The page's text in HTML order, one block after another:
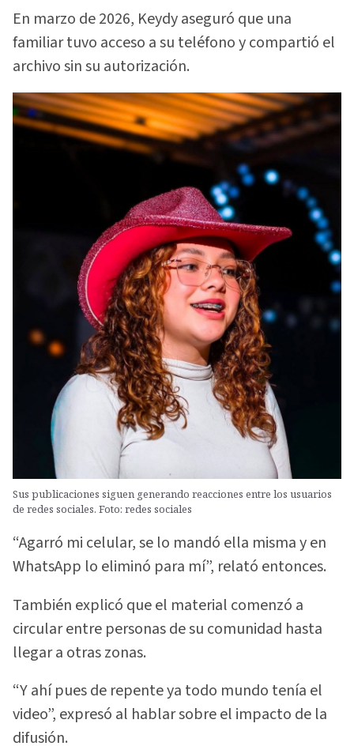
En marzo de 2026, Keydy aseguró que una
familiar tuvo acceso a su teléfono y compartió el
archivo sin su autorización.
Sus publicaciones siguen generando reacciones entre los usuarios
de redes sociales. Foto: redes sociales
“Agarró mi celular, se lo mandó ella misma y en
WhatsApp lo eliminó para mí”, relató entonces.
También explicó que el material comenzó a
circular entre personas de su comunidad hasta
llegar a otras zonas.
“Y ahí pues de repente ya todo mundo tenía el
video”, expresó al hablar sobre el impacto de la
difusión.